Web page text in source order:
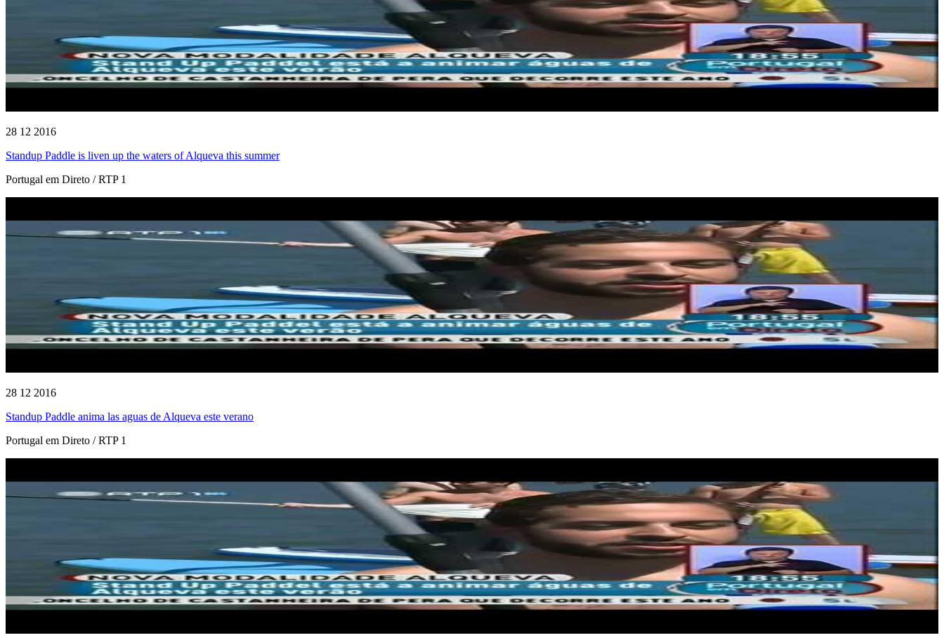
28 12 2016
Standup Paddle is liven up the waters of Alqueva this summer
Portugal em Direto / RTP 1
28 12 2016
Standup Paddle anima las aguas de Alqueva este verano
Portugal em Direto / RTP 1